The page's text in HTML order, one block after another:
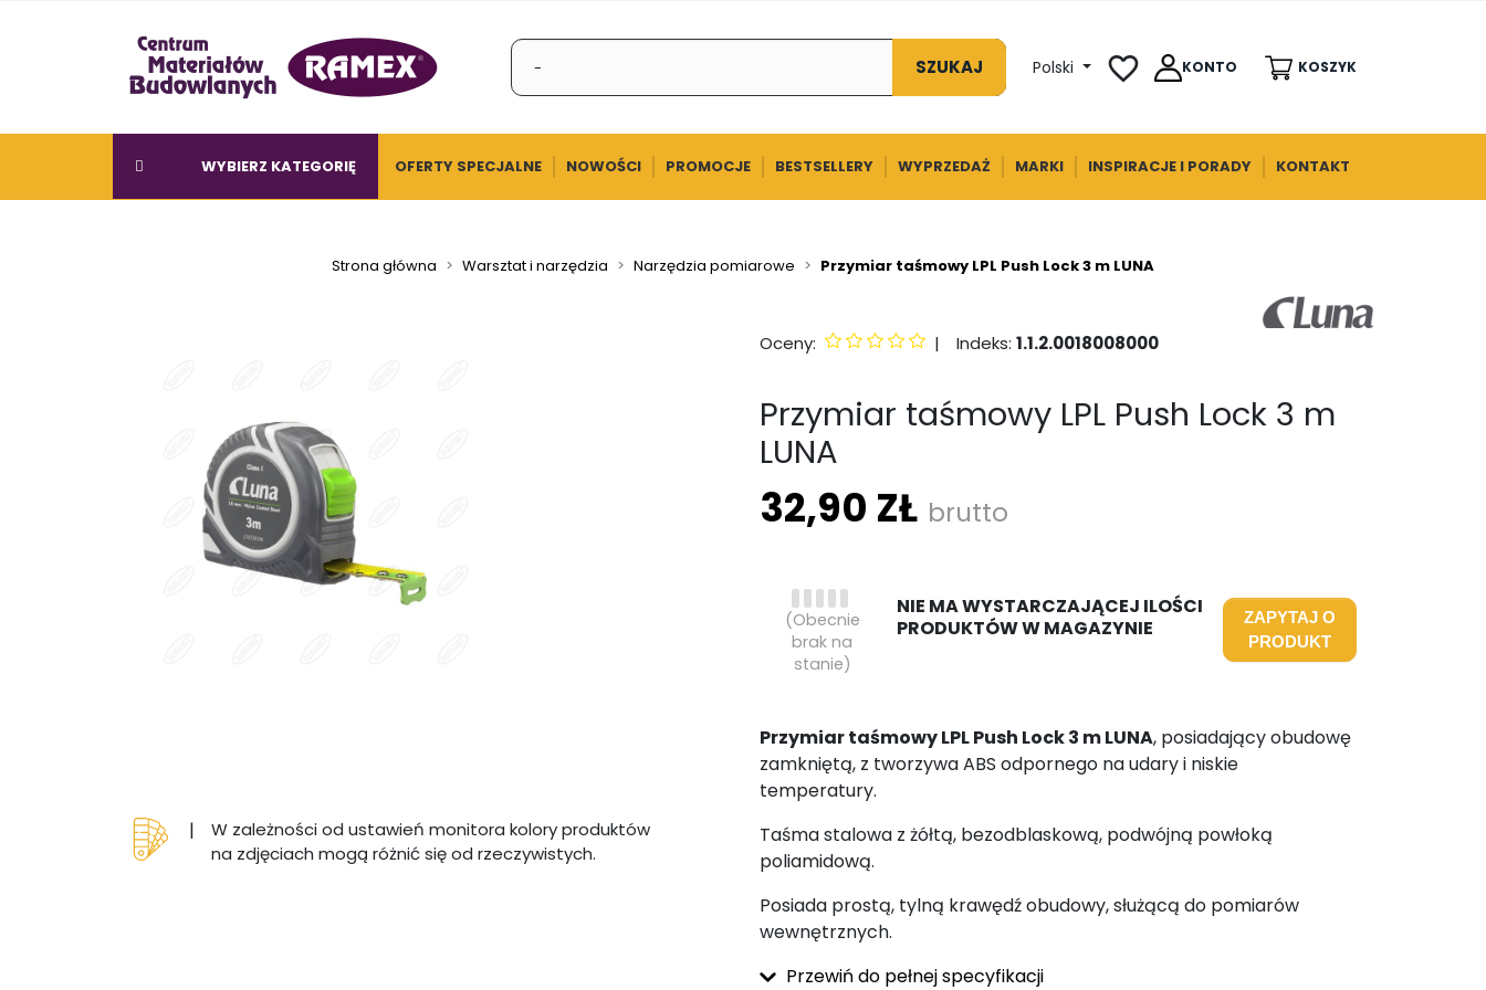
SZUKAJ Polski favorite_border KONTO KOSZYK
WYBIERZ KATEGORIĘ OFERTY SPECJALNE NOWOŚCI PROMOCJE BESTSELLERY WYPRZEDAŻ MARKI INSPIRACJE I PORADY KONTAKT
Strona główna Warsztat i narzędzia Narzędzia pomiarowe Przymiar taśmowy LPL Push Lock 3 m LUNA
|
W zależności od ustawień monitora kolory produktów
na zdjęciach mogą różnić się od rzeczywistych.
Oceny: | Indeks: 1.1.2.0018008000
Przymiar taśmowy LPL Push Lock 3 m
LUNA
32,90 ZŁ brutto
NIE MA WYSTARCZAJĄCEJ ILOŚCI
PRODUKTÓW W MAGAZYNIE
(Obecnie
brak na
stanie)
ZAPYTAJ O
PRODUKT
Przymiar taśmowy LPL Push Lock 3 m LUNA, posiadający obudowę
zamkniętą, z tworzywa ABS odpornego na udary i niskie
temperatury.
Taśma stalowa z żółtą, bezodblaskową, podwójną powłoką
poliamidową.
Posiada prostą, tylną krawędź obudowy, służącą do pomiarów
wewnętrznych.
Przewiń do pełnej specyfikacji